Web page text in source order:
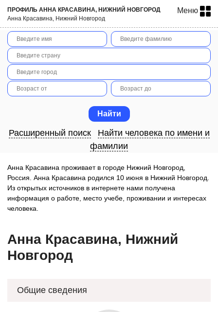
ПРОФИЛЬ АННА КРАСАВИНА, НИЖНИЙ НОВГОРОД
Анна Красавина, Нижний Новгород
Меню
Расширенный поиск
Найти человека по имени и
фамилии
Анна Красавина проживает в городе Нижний Новгород,
Россия. Анна Красавина родился 10 июня в Нижний Новгород.
Из открытых источников в интернете нами получена
информация о работе, место учебе, проживании и интересах
человека.
Анна Красавина, Нижний
Новгород
Общие сведения